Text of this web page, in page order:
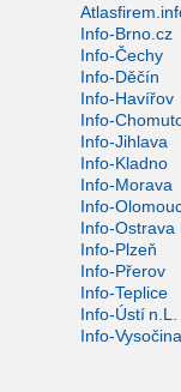
Info-Brno.cz
Info-Čechy
Info-Děčín
Info-Havířov
Info-
Info-Jihlava
Info-Kladno
Info-Morava
Info-
Info-Ostrava
Info-Plzeň
Info-Přerov
Info-Teplice
Info-Ústí n.L.
Info-Vysočina